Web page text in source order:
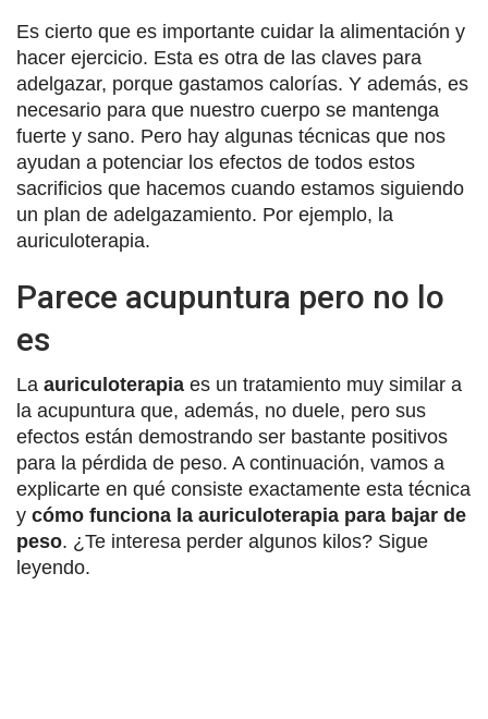
Es cierto que es importante cuidar la alimentación y
hacer ejercicio. Esta es otra de las claves para
adelgazar, porque gastamos calorías. Y además, es
necesario para que nuestro cuerpo se mantenga
fuerte y sano. Pero hay algunas técnicas que nos
ayudan a potenciar los efectos de todos estos
sacrificios que hacemos cuando estamos siguiendo
un plan de adelgazamiento. Por ejemplo, la
auriculoterapia.
Parece acupuntura pero no lo
es
La auriculoterapia es un tratamiento muy similar a
la acupuntura que, además, no duele, pero sus
efectos están demostrando ser bastante positivos
para la pérdida de peso. A continuación, vamos a
explicarte en qué consiste exactamente esta técnica
y cómo funciona la auriculoterapia para bajar de
peso. ¿Te interesa perder algunos kilos? Sigue
leyendo.